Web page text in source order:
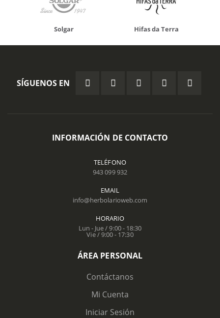
Solgar Hifas da Terra
SÍGUENOS EN
INFORMACIÓN DE CONTACTO
TELÉFONO
943 099 932
EMAIL
info@herbolarioweb.com
HORARIO
Lun - Jue / 9:00 - 18:30
Vie / 9:00 - 17:30
ÁREA PERSONAL
Contáctanos
Mi Cuenta
Iniciar Sesión